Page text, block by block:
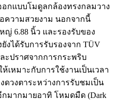
อกแบบโมดูลกล้องทรงกลมวาง
ความสวยงาม นอกจากนี้
ญ่ 6.88 นิ้ว และรองรับของ
งได้รับการรับรองจาก TÜV
ะปราศจากการกระพริบ
ห้เหมาะกับการใช้งานเป็นเวลา
วงตาระหว่างการรับชมเป็น
กมากมายอาทิ โหมดมืด (Dark